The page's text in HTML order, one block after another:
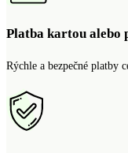
Platba kartou alebo
Rýchle a bezpečné platby